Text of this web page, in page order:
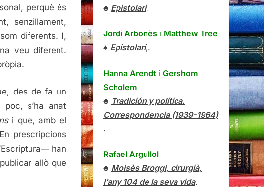
perquè és
senzillament,
diferents. I,
veu diferent.
des de fa un
s’ha anat
i que, amb el
prescripcions
han
allò que
♣ Epistolari.
Jordi Arbonès i Matthew Tree
♠ Epistolari,.
Hanna Arendt i Gershom
Scholem
♣ Tradición y política.
Correspondencia (1939-1964)
.
Rafael Argullol
♣ Moisès Broggi, cirurgià,
l’any 104 de la seva vida.